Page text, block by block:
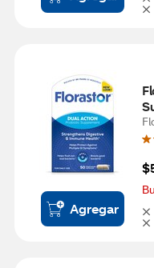
Agregar